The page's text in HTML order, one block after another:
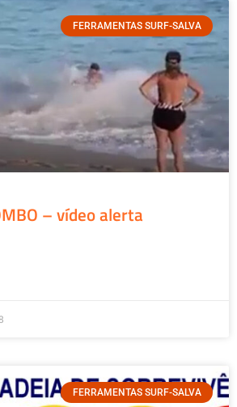
FERRAMENTAS SURF-SALVA
– vídeo alerta
FERRAMENTAS SURF-SALVA